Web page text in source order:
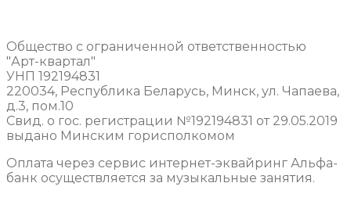
Общество с ограниченной ответственностью
"Арт-квартал"
УНП 192194831
220034, Республика Беларусь, Минск, ул. Чапаева,
д.3, пом.10
Свид. о гос. регистрации №192194831 от 29.05.2019
выдано Минским горисполкомом
Оплата через сервис интернет-эквайринг Альфа-
банк осуществляется за музыкальные занятия.